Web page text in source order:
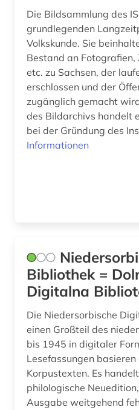
Die Bildsammlung des
grundlegenden
Volkskunde. Sie
Bestand an Fotografien,
etc. zu Sachsen, der
erschlossen und der
zugänglich gemacht
des Bildarchivs handelt
bei der Gründung des
Informationen
Bibliothek =
Digitalna
Die Niedersorbische
einen Großteil des
bis 1945 in digitaler
Lesefassungen
Korpustexten. Es
philologische
Ausgabe weitgehend